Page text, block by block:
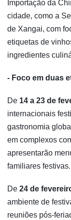
Importação da
cidade, como a
de Xangai, com
etiquetas de
ingredientes
- Foco em duas
De 14 a 23 de
internacionais
gastronomia
em complexos
apresentarão
familiares festivas.
De 24 de
ambiente de
reuniões pós-